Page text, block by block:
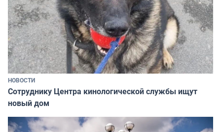
НОВОСТИ
Сотруднику Центра кинологической службы ищут
новый дом